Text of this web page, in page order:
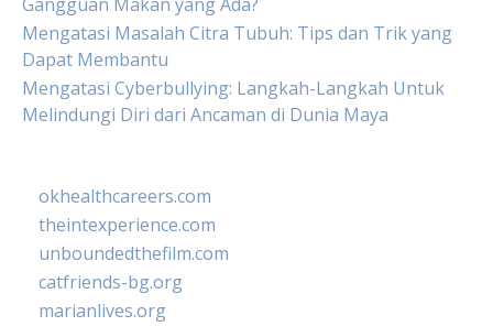
Mengatasi Masalah Citra Tubuh: Tips dan Trik yang
Dapat Membantu
Mengatasi Cyberbullying: Langkah-Langkah Untuk
Melindungi Diri dari Ancaman di Dunia Maya
okhealthcareers.com
theintexperience.com
unboundedthefilm.com
catfriends-bg.org
marianlives.org